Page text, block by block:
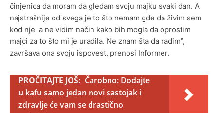
činjenica da moram da gledam svoju majku svaki dan. A
najstrašnije od svega je to što nemam gde da živim sem
kod nje, a ne vidim način kako bih mogla da oprostim
majci za to što mi je uradila. Ne znam šta da radim”,
završava ona svoju ispovest, prenosi Informer.
PROČITAJTE JOŠ: Čarobno: Dodajte
u kafu samo jedan novi sastojak i
zdravlje će vam se drastično